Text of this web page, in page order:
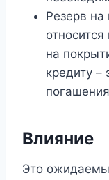
Резерв на
на
кредиту –
Влияние
Это